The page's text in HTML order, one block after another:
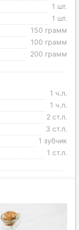
1 шт.
1 шт.
150 грамм
100 грамм
200 грамм
1 ч.л.
1 ч.л.
2 ст.л.
3 ст.л.
1 зубчик
1 ст.л.